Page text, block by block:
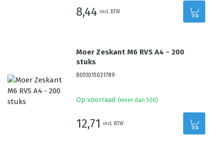
8,44 incl. BTW
Moer Zeskant M6 RVS A4 - 200
stuks
8051015031789
Op voorraad (meer dan 500)
12,71 incl. BTW